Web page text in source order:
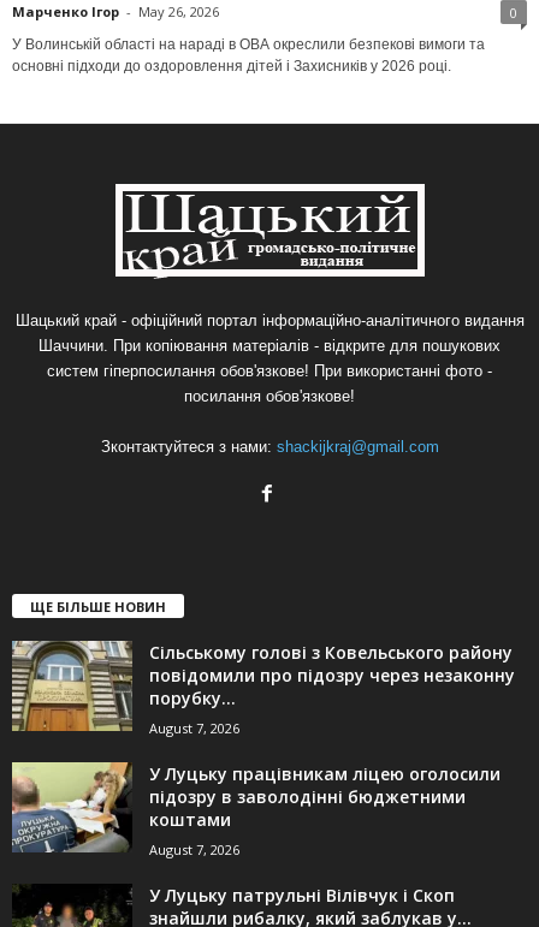
Марченко Ігор - May 26, 2026 0
У Волинській області на нараді в ОВА окреслили безпекові вимоги та
основні підходи до оздоровлення дітей і Захисників у 2026 році.
Шацький край - офіційний портал інформаційно-аналітичного видання
Шаччини. При копіювання матеріалів - відкрите для пошукових
систем гіперпосилання обов'язкове! При використанні фото -
посилання обов'язкове!
Зконтактуйтеся з нами: shackijkraj@gmail.com
ЩЕ БІЛЬШЕ НОВИН
Сільському голові з Ковельського району
повідомили про підозру через незаконну
порубку...
August 7, 2026
У Луцьку працівникам ліцею оголосили
підозру в заволодінні бюджетними
коштами
August 7, 2026
У Луцьку патрульні Вілівчук і Скоп
знайшли рибалку, який заблукав у...